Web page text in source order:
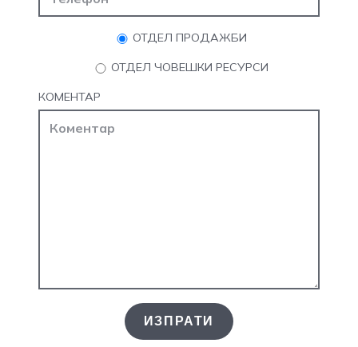
ОТДЕЛ ПРОДАЖБИ
ОТДЕЛ ЧОВЕШКИ РЕСУРСИ
КОМЕНТАР
ИЗПРАТИ